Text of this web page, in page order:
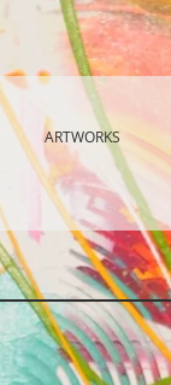
ARTWORKS